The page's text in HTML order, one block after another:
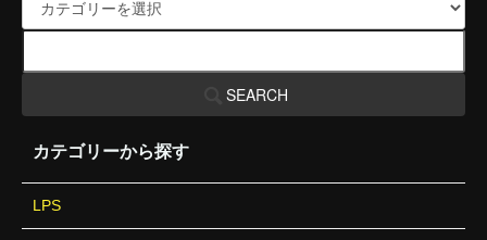
SEARCH
カテゴリーから探す
LPS